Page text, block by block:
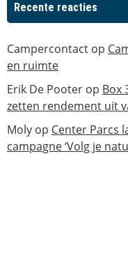
Recente reacties
Campercontact op
en ruimte
Erik De Pooter op Box
zetten rendement uit
Moly op Center Parcs
campagne ‘Volg je